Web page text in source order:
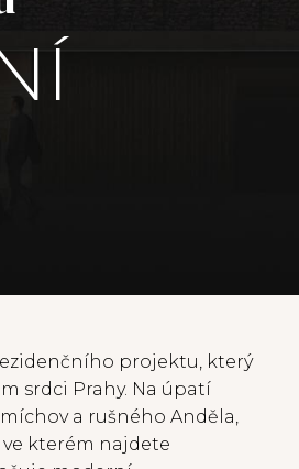
projektu, který
srdci Prahy. Na úpatí
a rušného Anděla,
kterém najdete